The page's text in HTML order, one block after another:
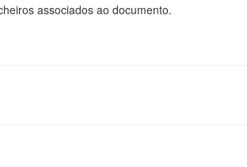
associados ao documento.